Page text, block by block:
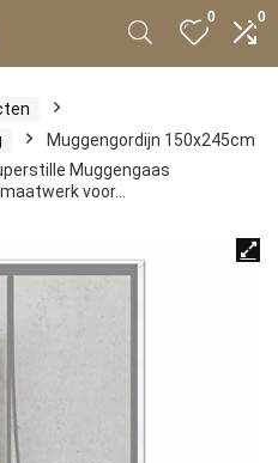
0 0
Muggengordijn 150x245cm
Muggengaas
voor…